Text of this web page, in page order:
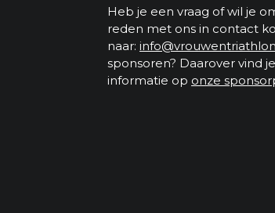
Heb je een vraag of wil je
reden met ons in contact
naar:
sponsoren? Daarover vind
informatie op onze